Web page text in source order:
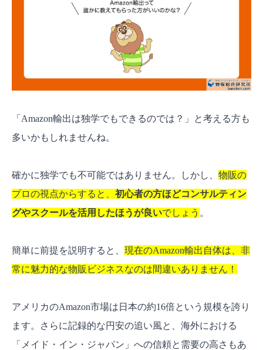
4. アカウント停止・真贋調査などの「守り」
のノウハウが手厚いか
5. 自分のフェーズに合った適切な支援をして
Amazon輸出コンサルに関するよくある質問
正しい知識とサポート環境でAmazon輸出を成功
させよう！
「Amazon輸出は独学でもできるのでは？」と考える方も
多いかもしれませんね。
確かに独学でも不可能ではありません。しかし、 物販の
プロの視点からすると、 初心者の方ほどコンサルティン
グやスクールを活用したほうが良いでしょう 。
簡単に前提を説明すると、 現在のAmazon輸出自体は、非
常に魅力的な物販ビジネスなのは間違いありません！
アメリカのAmazon市場は日本の約16倍という規模を誇り
ます。さらに記録的な円安の追い風と、海外における
「メイド・イン・ジャパン」への信頼と需要の高さもあ